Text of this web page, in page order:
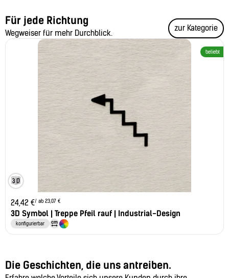
Für jede Richtung
Wegweiser für mehr Durchblick.
zur Kategorie
beliebt
24,42 €/ ab 23,07 €
3D Symbol | Treppe Pfeil rauf | Industrial-Design
konfigurierbar
Die Geschichten, die uns antreiben.